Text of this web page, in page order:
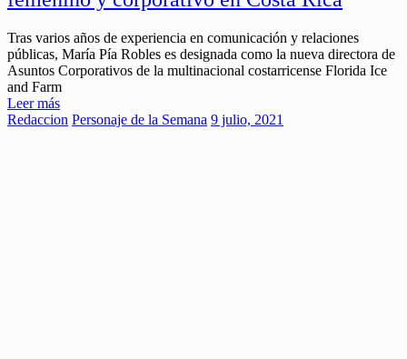
Tras varios años de experiencia en comunicación y relaciones
públicas, María Pía Robles es designada como la nueva directora de
Asuntos Corporativos de la multinacional costarricense Florida Ice
and Farm
Leer más
Redaccion Personaje de la Semana 9 julio, 2021